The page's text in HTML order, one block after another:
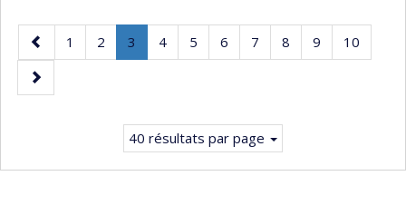
Page
précédente
Page
1 Page
2 Page
3
Page
Page
4 Page
5 Page
6 Page
7 Page
8 Page
9 Page
10
Page
suivante
40 résultats par page